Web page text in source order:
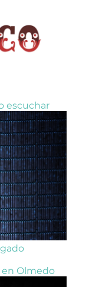
escuchar
en Olmedo